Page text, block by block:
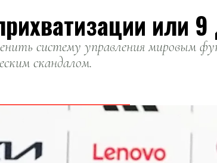
или
систему управления мировым
скандалом.